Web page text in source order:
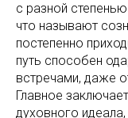
с разной
что называют
постепенно
путь способен
встречами, даже
Главное
духовного